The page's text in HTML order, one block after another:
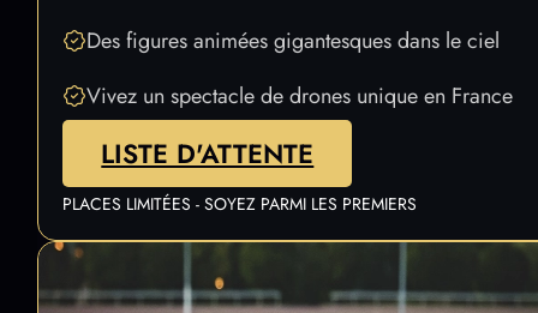
synchronisée avec la musique et la narration.
Des figures animées gigantesques dans le ciel
Vivez un spectacle de drones unique en France
LISTE D'ATTENTE